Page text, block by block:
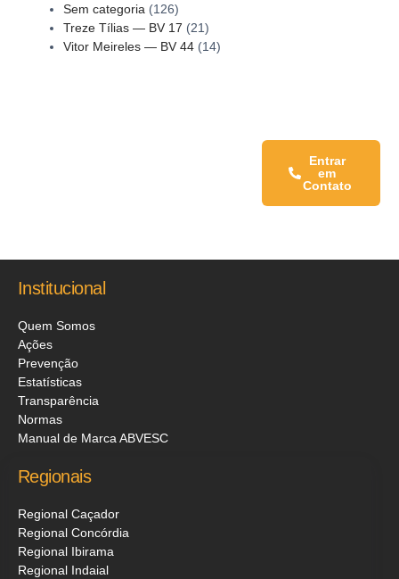
Sem categoria (126)
Treze Tílias — BV 17 (21)
Vitor Meireles — BV 44(14)
Entrar
em
Contato
Institucional
Quem Somos
Ações
Prevenção
Estatísticas
Transparência
Normas
Manual de Marca ABVESC
Regionais
Regional Caçador
Regional Concórdia
Regional Ibirama
Regional Indaial